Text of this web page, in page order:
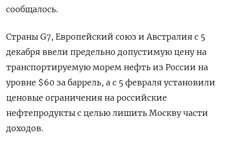
сообщалось.
Страны G7, Европейский союз и Австралия с 5
декабря ввели предельно допустимую цену на
транспортируемую морем нефть из России на
уровне $60 за баррель, а с 5 февраля установили
ценовые ограничения на российские
нефтепродукты с целью лишить Москву части
доходов.